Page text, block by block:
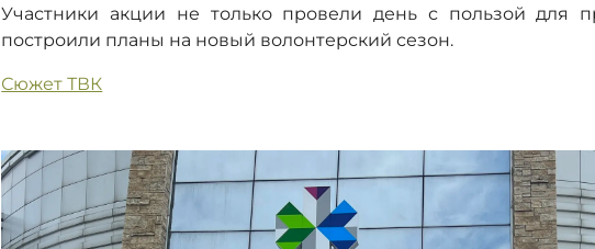
Участники акции не только провели день с пользой для
построили планы на новый волонтерский сезон.
Сюжет ТВК